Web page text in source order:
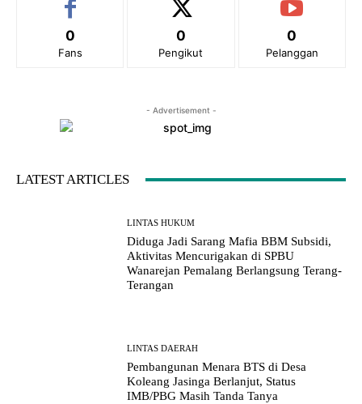
0
Fans
0
Pengikut
0
Pelanggan
- Advertisement -
LATEST ARTICLES
LINTAS HUKUM
Diduga Jadi Sarang Mafia BBM Subsidi,
Aktivitas Mencurigakan di SPBU
Wanarejan Pemalang Berlangsung Terang-
Terangan
LINTAS DAERAH
Pembangunan Menara BTS di Desa
Koleang Jasinga Berlanjut, Status
IMB/PBG Masih Tanda Tanya